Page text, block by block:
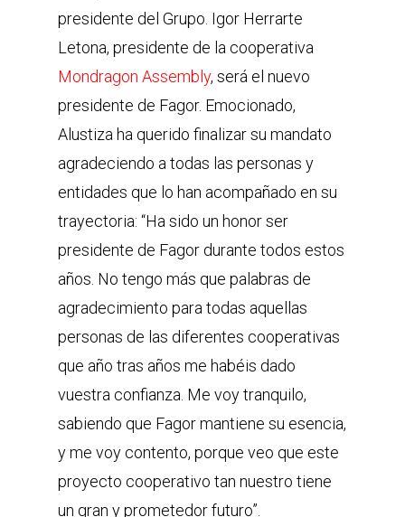
presidente del Grupo. Igor Herrarte
Letona, presidente de la cooperativa
Mondragon Assembly, será el nuevo
presidente de Fagor. Emocionado,
Alustiza ha querido finalizar su mandato
agradeciendo a todas las personas y
entidades que lo han acompañado en su
trayectoria: “Ha sido un honor ser
presidente de Fagor durante todos estos
años. No tengo más que palabras de
agradecimiento para todas aquellas
personas de las diferentes cooperativas
que año tras años me habéis dado
vuestra confianza. Me voy tranquilo,
sabiendo que Fagor mantiene su esencia,
y me voy contento, porque veo que este
proyecto cooperativo tan nuestro tiene
un gran y prometedor futuro”.